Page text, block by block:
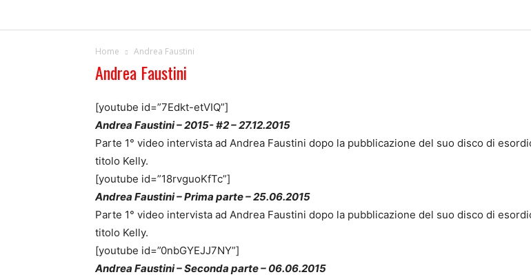
Home Andrea Faustini
Andrea Faustini
[youtube id=”7Edkt-etVIQ”]
Andrea Faustini – 2015- #2 – 27.12.2015
Parte 1° video intervista ad Andrea Faustini dopo la pubblicazione del suo disco di
titolo Kelly.
[youtube id=”18rvguoKfTc”]
Andrea Faustini – Prima parte – 25.06.2015
Parte 1° video intervista ad Andrea Faustini dopo la pubblicazione del suo disco di
titolo Kelly.
[youtube id=”0nbGYEJJ7NY”]
Andrea Faustini – Seconda parte – 06.06.2015